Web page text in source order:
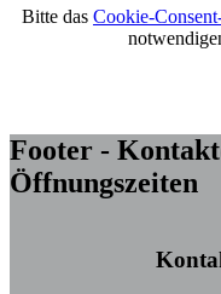
Bitte das Cookie-
Footer -
Öffnungszeiten